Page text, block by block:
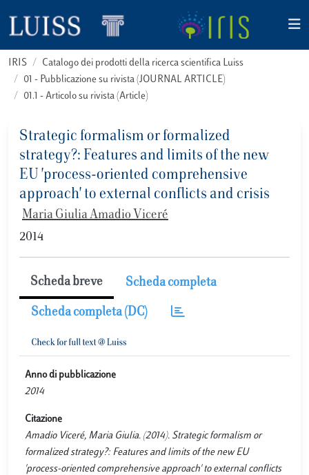
IRIS
Catalogo dei prodotti della ricerca scientifica Luiss
01 - Pubblicazione su rivista (JOURNAL ARTICLE)
01.1 - Articolo su rivista (Article)
Strategic formalism or formalized
strategy?: Features and limits of the new
EU 'process-oriented comprehensive
approach' to external conflicts and crisis
Maria Giulia Amadio Viceré
2014
Scheda breve Scheda completa
Scheda completa (DC)
Anno di pubblicazione
2014
Citazione
Amadio Viceré, Maria Giulia. (2014). Strategic formalism or
formalized strategy?: Features and limits of the new EU
'process-oriented comprehensive approach' to external conflicts